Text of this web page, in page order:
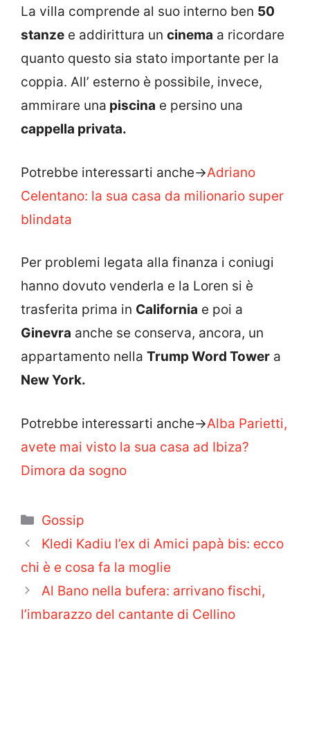
La villa comprende al suo interno ben 50
stanze e addirittura un cinema a ricordare
quanto questo sia stato importante per la
coppia. All’ esterno è possibile, invece,
ammirare una piscina e persino una
cappella privata.
Potrebbe interessarti anche->Adriano
Celentano: la sua casa da milionario super
blindata
Per problemi legata alla finanza i coniugi
hanno dovuto venderla e la Loren si è
trasferita prima in California e poi a
Ginevra anche se conserva, ancora, un
appartamento nella Trump Word Tower a
New York.
Potrebbe interessarti anche->Alba Parietti,
avete mai visto la sua casa ad Ibiza?
Dimora da sogno
Categorie
Gossip
Kledi Kadiu l’ex di Amici papà bis: ecco
chi è e cosa fa la moglie
Al Bano nella bufera: arrivano fischi,
l’imbarazzo del cantante di Cellino